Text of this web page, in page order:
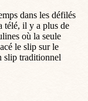
dans les défilés
télé, il y a plus de
où la seule
le slip sur le
slip traditionnel